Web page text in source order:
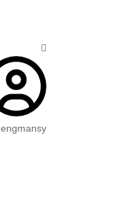
engmansy